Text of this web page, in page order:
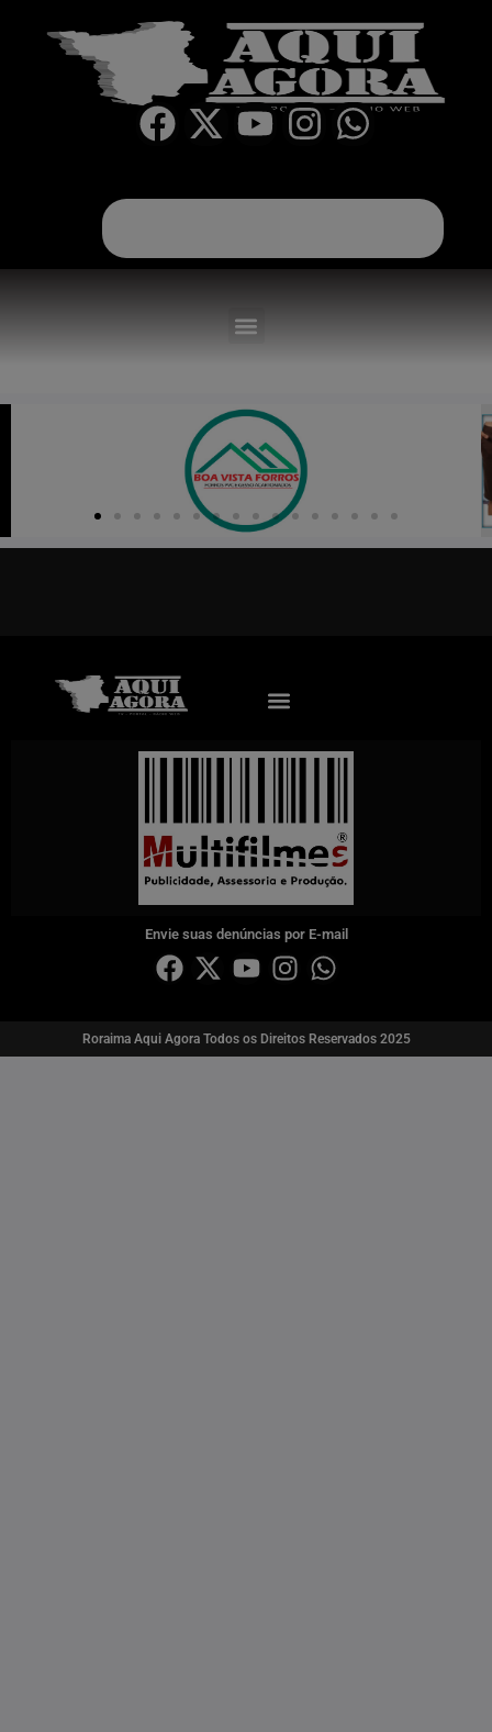
Envie suas denúncias por E-mail
Roraima Aqui Agora Todos os Direitos Reservados 2025